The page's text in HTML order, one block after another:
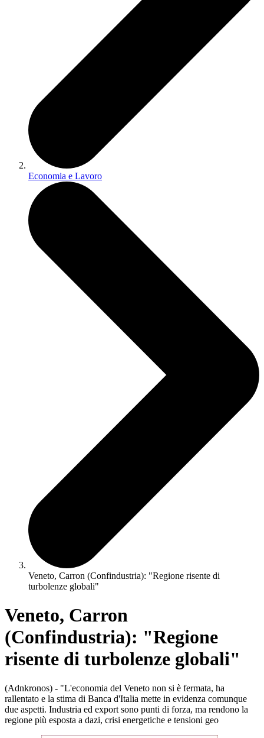
Economia e Lavoro
Veneto, Carron (Confindustria): "Regione risente di
turbolenze globali"
Veneto, Carron
(Confindustria): "Regione
risente di turbolenze globali"
(Adnkronos) - "L'economia del Veneto non si è fermata, ha
rallentato e la stima di Banca d'Italia mette in evidenza comunque
due aspetti. Industria ed export sono punti di forza, ma rendono la
regione più esposta a dazi, crisi energetiche e tensioni geo